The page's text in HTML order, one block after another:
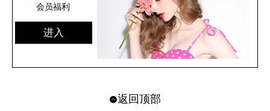
会员福利
进入
返回顶部